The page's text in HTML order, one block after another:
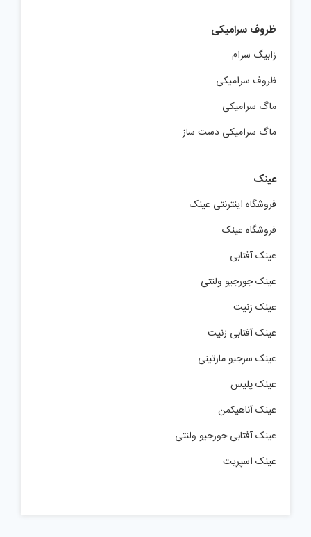
ظروف سرامیکی
زابیگ سرام
ظروف سرامیکی
ماگ سرامیکی
ماگ سرامیکی دست ساز
عینک
فروشگاه اینترنتی عینک
فروشگاه عینک
عینک آفتابی
عینک جورجیو ولنتی
عینک زنیت
عینک آفتابی زنیت
عینک سرجیو مارتینی
عینک پلیس
عینک آناهیکمن
عینک آفتابی جورجیو ولنتی
عینک اسپریت